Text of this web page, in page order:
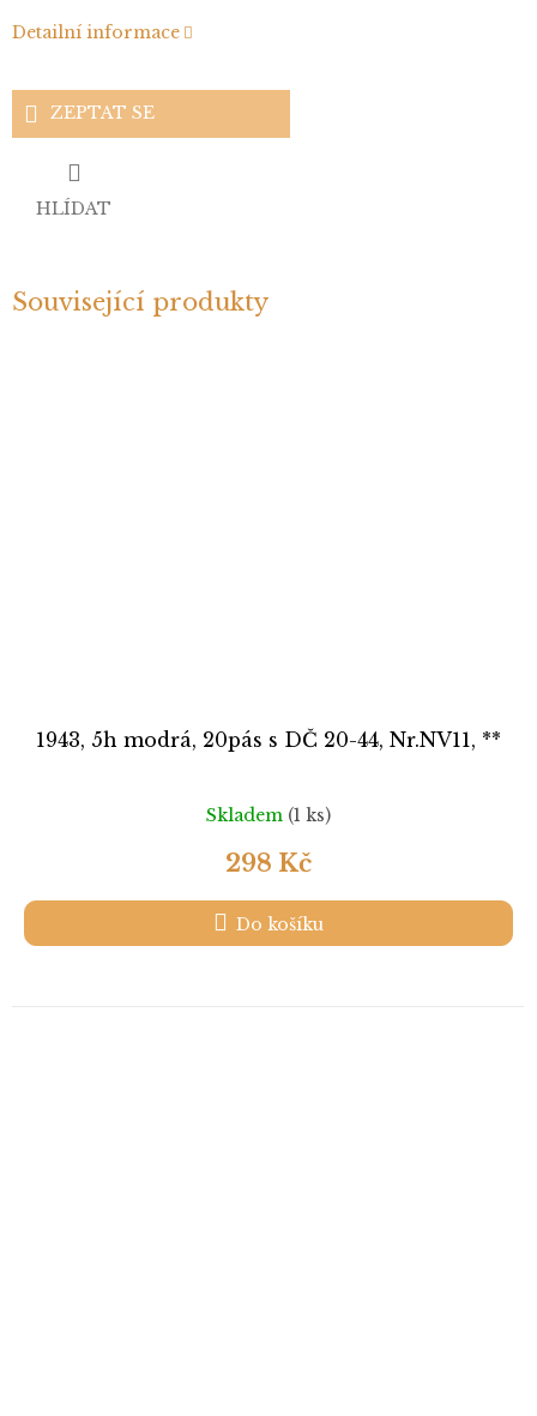
Detailní informace
ZEPTAT SE
HLÍDAT
Související produkty
1943, 5h modrá, 20pás s DČ 20-44, Nr.NV11, **
Skladem (1 ks)
298 Kč
Do košíku